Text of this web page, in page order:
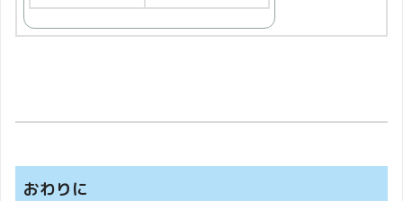
おわりに